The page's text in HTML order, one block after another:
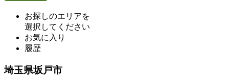
お探しのエリアを
選択してください
お気に入り
履歴
埼玉県坂戸市